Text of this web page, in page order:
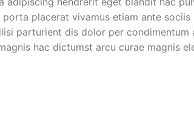
placerat vivamus etiam ante
parturient dis dolor per
hac dictumst arcu curae magnis